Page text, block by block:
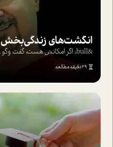
انگشت‌های‌ زندگی‌بخش
&bull; اگر امکانش هست، گفت وگو را با روا...
29 دقیقه مطالعه